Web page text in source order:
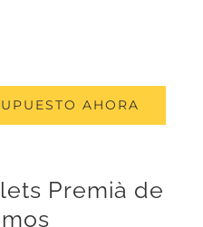
AHORA
Premià de